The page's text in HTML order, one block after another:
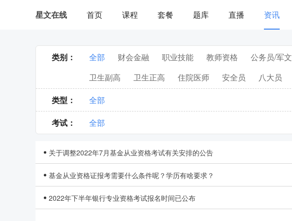
星文在线 首页 课程 套餐 题库 直播 资讯
| 用户登录
类别： 全部 财会金融 职业技能 教师资格 公务员/军文
卫生副高
卫生正高 住院医师 安全员 八大员
类型：
全部
考试 ： 全部
关于调整2022年7月基金从业资格考试有关安排的公告
基金从业资格证报考需要什么条件呢？学历有啥要求？
2022年下半年银行专业资格考试报名时间已公布